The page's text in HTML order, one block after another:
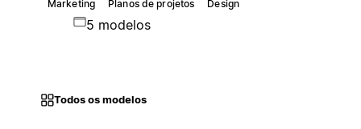
Marketing Planos de projetos Design
5 modelos
Todos os modelos